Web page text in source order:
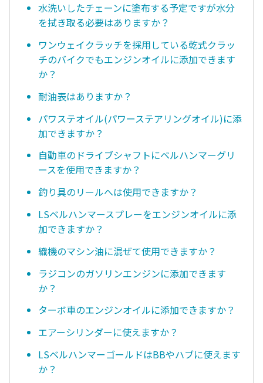
水洗いしたチェーンに塗布する予定ですが水分
を拭き取る必要はありますか？
ワンウェイクラッチを採用している乾式クラッ
チのバイクでもエンジンオイルに添加できます
か？
耐油表はありますか？
パワステオイル(パワーステアリングオイル)に添
加できますか？
自動車のドライブシャフトにベルハンマーグリ
ースを使用できますか？
釣り具のリールへは使用できますか？
LSベルハンマースプレーをエンジンオイルに添
加できますか？
織機のマシン油に混ぜて使用できますか？
ラジコンのガソリンエンジンに添加できます
か？
ターボ車のエンジンオイルに添加できますか？
エアーシリンダーに使えますか？
LSベルハンマーゴールドはBBやハブに使えます
か？